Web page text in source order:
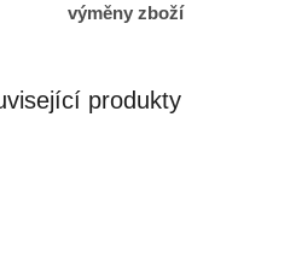
výměny zboží
produkty